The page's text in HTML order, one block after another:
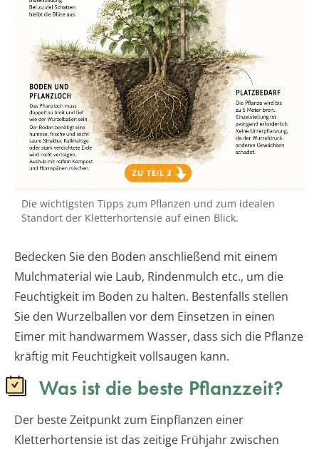
Die wichtigsten Tipps zum Pflanzen und zum idealen
Standort der Kletterhortensie auf einen Blick.
Bedecken Sie den Boden anschließend mit einem
Mulchmaterial wie Laub, Rindenmulch etc., um die
Feuchtigkeit im Boden zu halten. Bestenfalls stellen
Sie den Wurzelballen vor dem Einsetzen in einen
Eimer mit handwarmem Wasser, dass sich die Pflanze
kräftig mit Feuchtigkeit vollsaugen kann.
Was ist die beste Pflanzzeit?
Der beste Zeitpunkt zum Einpflanzen einer
Kletterhortensie ist das zeitige Frühjahr zwischen